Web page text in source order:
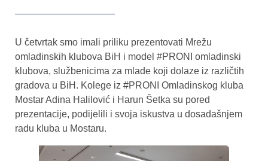
U četvrtak smo imali priliku prezentovati Mrežu
omladinskih klubova BiH i model #PRONI omladinski
klubova, službenicima za mlade koji dolaze iz različtih
gradova u BiH. Kolege iz #PRONI Omladinskog kluba
Mostar Adina Halilović i Harun Šetka su pored
prezentacije, podijelili i svoja iskustva u dosadašnjem
radu kluba u Mostaru.